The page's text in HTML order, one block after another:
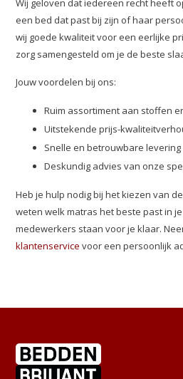
Wij geloven dat iedereen recht heeft
een bed dat past bij zijn of haar
wij goede kwaliteit voor een eerlijke
zorg samengesteld om je de beste
Jouw voordelen bij ons:
Ruim assortiment aan stoffen
Uitstekende prijs-
Snelle en betrouwbare levering
Deskundig advies van onze
Heb je hulp nodig bij het kiezen van
weten welk matras het beste past in
medewerkers staan voor je klaar.
klantenservice voor een persoonlijk